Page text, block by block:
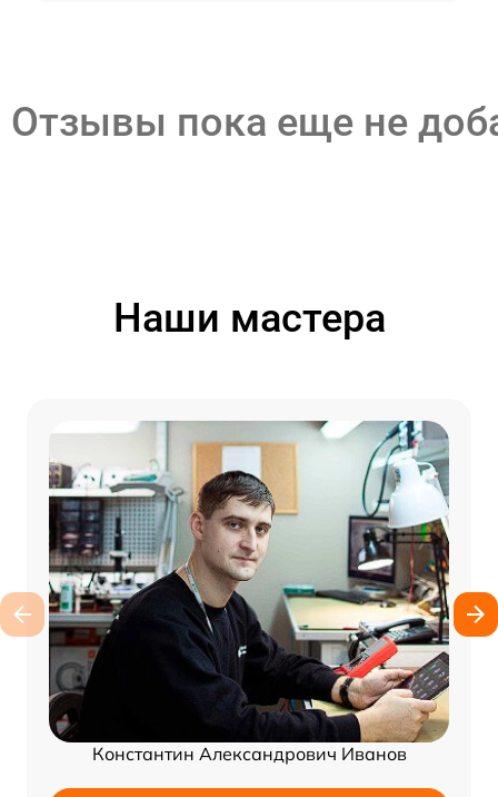
Отзывы пока еще не
Наши мастера
Константин Александрович Иванов